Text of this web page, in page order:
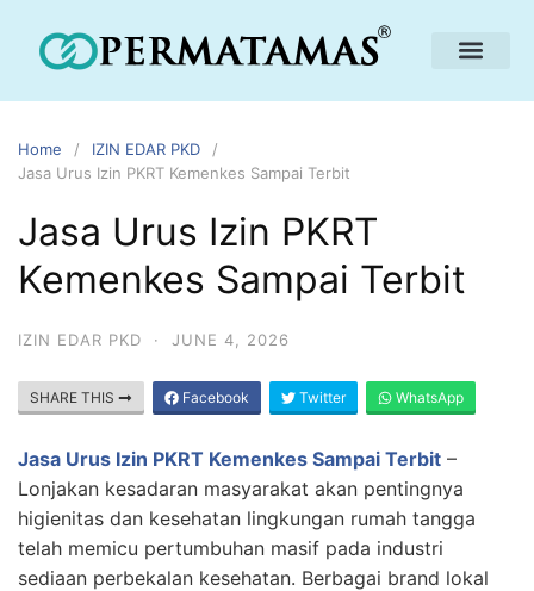
Home
IZIN EDAR PKD
Jasa Urus Izin PKRT Kemenkes Sampai Terbit
Jasa Urus Izin PKRT
Kemenkes Sampai Terbit
IZIN EDAR PKD · JUNE 4, 2026
SHARE THIS Facebook Twitter WhatsApp
Jasa Urus Izin PKRT Kemenkes Sampai Terbit –
Lonjakan kesadaran masyarakat akan pentingnya
higienitas dan kesehatan lingkungan rumah tangga
telah memicu pertumbuhan masif pada industri
sediaan perbekalan kesehatan. Berbagai brand lokal